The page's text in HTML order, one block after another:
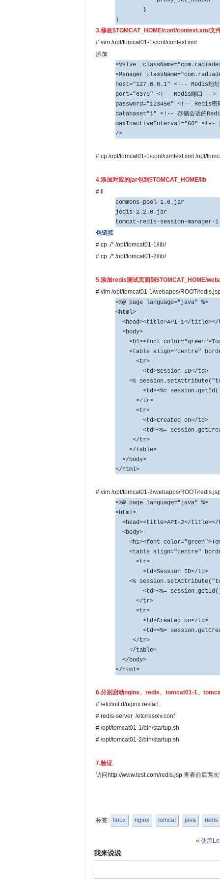
}
}
3.修改$TOMCAT_HOME/conf/context.xml文
# vim /opt/tomcat01-1/conf/context.xml
添加
<Valve
<Manager
host="127.0.0.1" <!-- Redis地
port="6379" <!-- Redis端口 -->
password="123456" <!-- Redis
database="1" <!-- 存储会话的
maxInactiveInterval="60" <!-- 会
/>
# cp /opt/tomcat01-1/conf/context.xml /opt/
4.添加对应的jar包到$TOMCAT_HOME/lib
# ll
commons-pool-1.6.jar
jedis-2.2.0.jar
tomcat-redis-session-
包链接
# cp ./* /opt/tomcat01-1/lib/
# cp ./* /opt/tomcat01-2/lib/
5.添加redis测试页面到$TOMCAT_HOME/
# vim /opt/tomcat01-1/webapps/ROOT/
<%@ page language="java" %>
<html>
<head><title>API-1</title></
<body>
<h1><font
<table align="centre"
<tr>
<td>Session ID</td>
<%
<td><%= session.getId()
</tr>
<tr>
<td>Created on</td>
<td><%=
</tr>
</table>
</body>
</html>
# vim /opt/tomcat01-2/webapps/ROOT/
<%@ page language="java" %>
<html>
<head><title>API-2</title></
<body>
<h1><font
<table align="centre"
<tr>
<td>Session ID</td>
<%
<td><%= session.getId()
</tr>
<tr>
<td>Created on</td>
<td><%=
</tr>
</table>
</body>
</html>
6.分别启动nginx、redis、tomcat01-1、
# /etc/init.d/nginx restart
# redis-server /etc/resolv.conf
# /opt/tomcat01-1/bin/startup.sh
# /opt/tomcat01-2/bin/startup.sh
7.验证
访问http://www.test.com/redis.jsp 查看前后两
标签: linux nginx tomcat java redis
« 使用
我来说说